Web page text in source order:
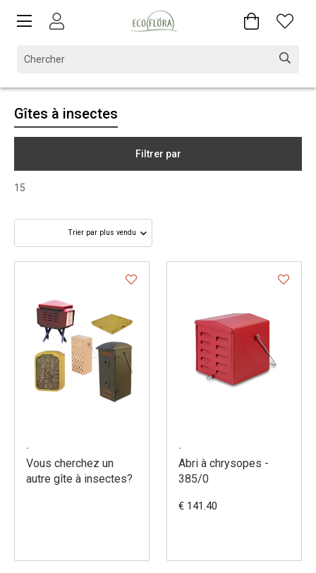
Gîtes à insectes
Filtrer par
15
.
Vous cherchez un
autre gîte à insectes?
.
Abri à chrysopes -
385/0
€ 141.40